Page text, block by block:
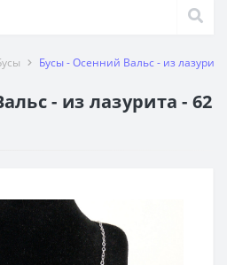
Бусы - Осенний Вальс - из
- из лазурита - 62